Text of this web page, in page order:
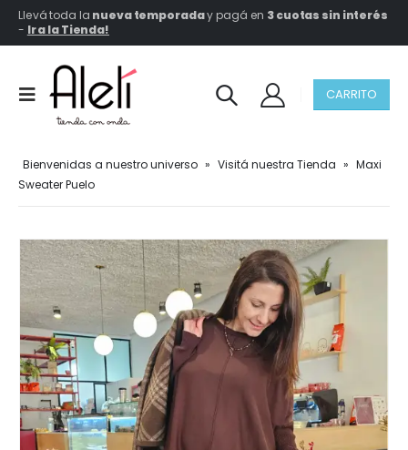
Llevá toda la nueva temporaday pagá en 3 cuotas sin interés
- Ir a la Tienda!
CARRITO
Bienvenidas a nuestro universo » Visitá nuestra Tienda » Maxi
Sweater Puelo